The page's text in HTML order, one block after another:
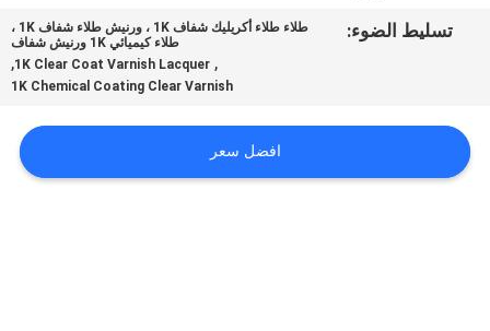
خريطة
تسليط الضوء:
طلاء طلاء أكريليك شفاف 1K ، ورنيش طلاء شفاف 1K ،
طلاء كيميائي 1K ورنيش شفاف
,
1K Clear Coat Varnish Lacquer
,
1K Chemical Coating Clear Varnish
افضل سعر